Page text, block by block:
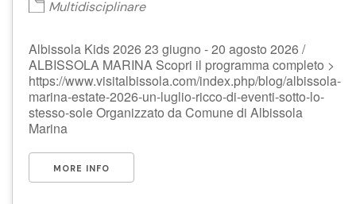
Multidisciplinare
Albissola Kids 2026 23 giugno - 20 agosto 2026 /
ALBISSOLA MARINA Scopri il programma completo >
https://www.visitalbissola.com/index.php/blog/albissola-
marina-estate-2026-un-luglio-ricco-di-eventi-sotto-lo-
stesso-sole Organizzato da Comune di Albissola
Marina
MORE INFO